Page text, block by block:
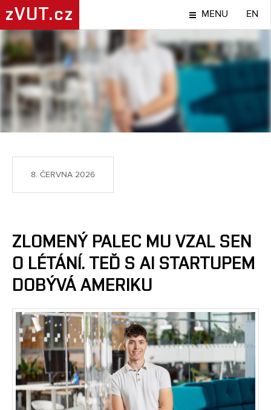
zVUT.cz MENU EN
TÉMA
8. ČERVNA 2026
ZLOMENÝ PALEC MU VZAL SEN
O LÉTÁNÍ. TEĎ S AI STARTUPEM
DOBÝVÁ AMERIKU